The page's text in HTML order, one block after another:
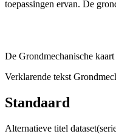
toepassingen ervan. De
De Grondmechanische
Verklarende tekst
Standaard
Alternatieve titel